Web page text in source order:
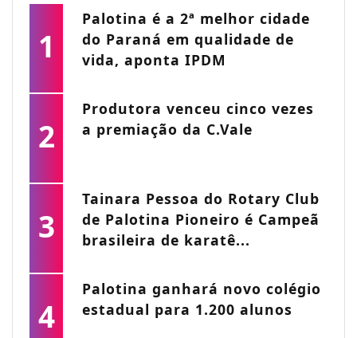
1
Palotina é a 2ª melhor cidade
do Paraná em qualidade de
vida, aponta IPDM
2
Produtora venceu cinco vezes
a premiação da C.Vale
3
Tainara Pessoa do Rotary Club
de Palotina Pioneiro é Campeã
brasileira de karatê...
4
Palotina ganhará novo colégio
estadual para 1.200 alunos